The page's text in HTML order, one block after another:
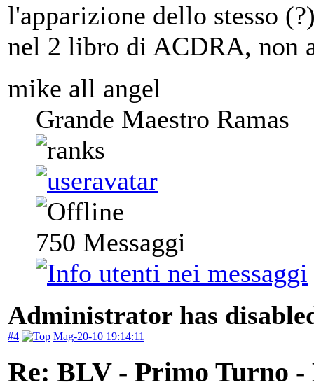
l'apparizione dello stesso
nel 2 libro di ACDRA, non
mike all angel
Grande Maestro Ramas
750 Messaggi
Administrator has
#4 Mag-20-10 19:14:11
Re: BLV - Primo Turno